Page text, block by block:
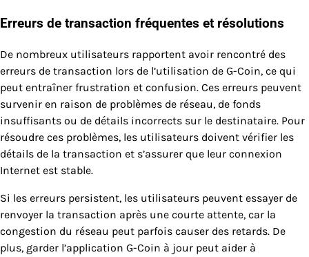
Erreurs de transaction fréquentes et résolutions
De nombreux utilisateurs rapportent avoir rencontré des
erreurs de transaction lors de l’utilisation de G-Coin, ce qui
peut entraîner frustration et confusion. Ces erreurs peuvent
survenir en raison de problèmes de réseau, de fonds
insuffisants ou de détails incorrects sur le destinataire. Pour
résoudre ces problèmes, les utilisateurs doivent vérifier les
détails de la transaction et s’assurer que leur connexion
Internet est stable.
Si les erreurs persistent, les utilisateurs peuvent essayer de
renvoyer la transaction après une courte attente, car la
congestion du réseau peut parfois causer des retards. De
plus, garder l’application G-Coin à jour peut aider à